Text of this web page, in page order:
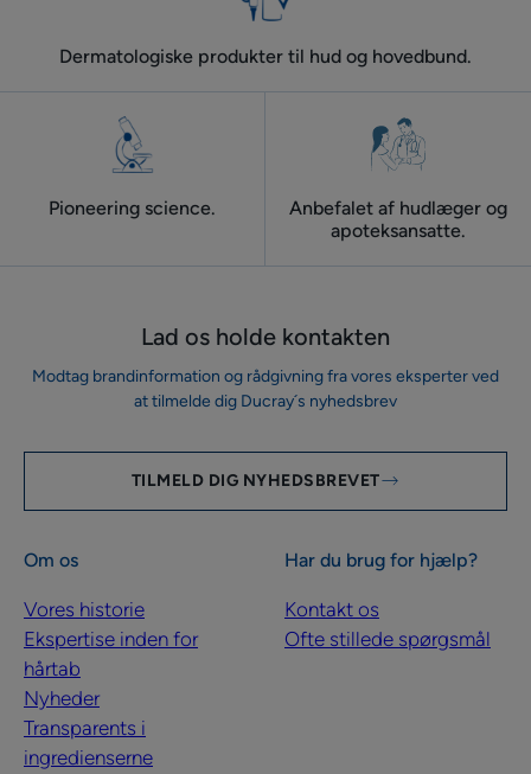
Dermatologiske produkter til hud og hovedbund.
Pioneering science.
Anbefalet af hudlæger og
apoteksansatte.
Lad os holde kontakten
Modtag brandinformation og rådgivning fra vores eksperter ved
at tilmelde dig Ducray´s nyhedsbrev
TILMELD DIG NYHEDSBREVET
Om os
Vores historie
Ekspertise inden for
hårtab
Nyheder
Transparents i
ingredienserne
Har du brug for hjælp?
Kontakt os
Ofte stillede spørgsmål